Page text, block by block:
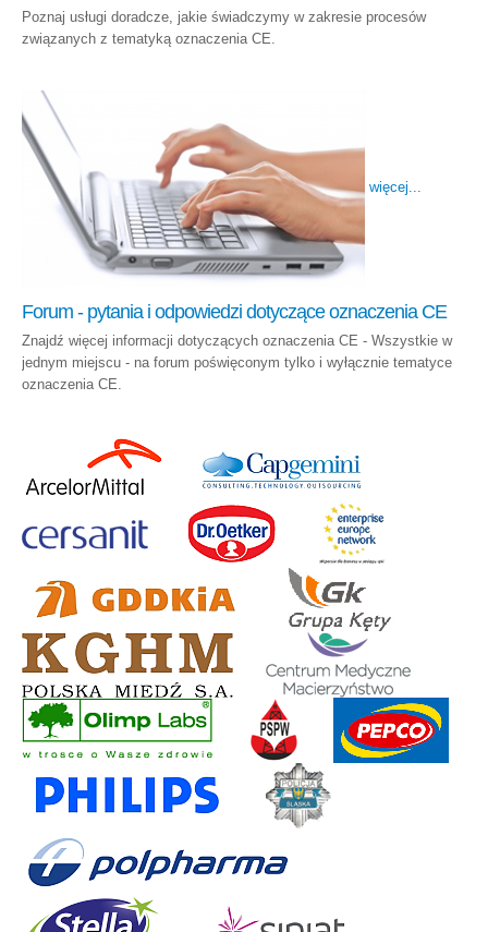
Poznaj usługi doradcze, jakie świadczymy w zakresie procesów
związanych z tematyką oznaczenia CE.
więcej...
Forum - pytania i odpowiedzi dotyczące oznaczenia CE
Znajdź więcej informacji dotyczących oznaczenia CE - Wszystkie w
jednym miejscu - na forum poświęconym tylko i wyłącznie tematyce
oznaczenia CE.